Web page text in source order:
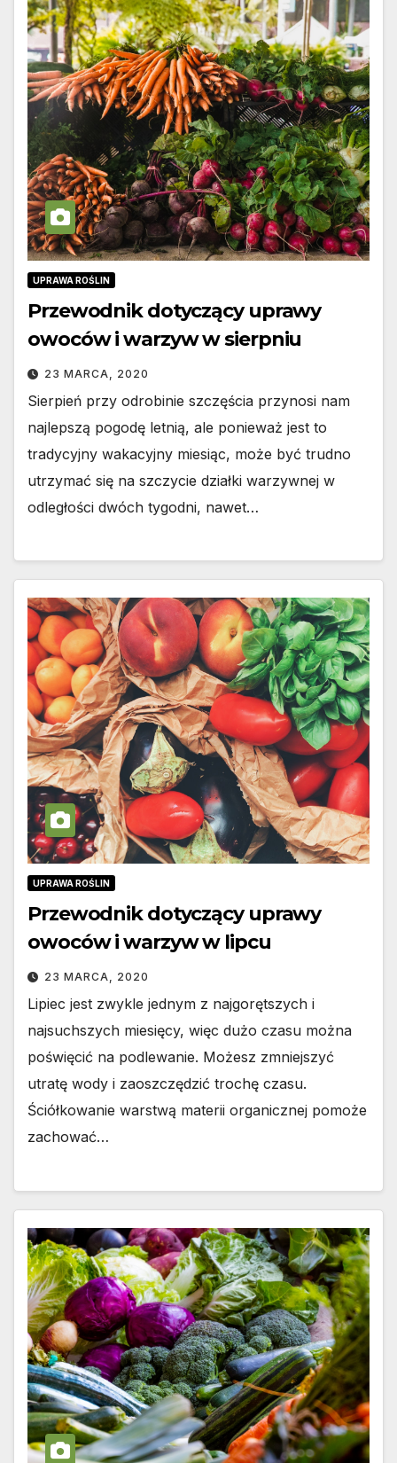
UPRAWA ROŚLIN
Przewodnik dotyczący uprawy
owoców i warzyw w sierpniu
23 MARCA, 2020
Sierpień przy odrobinie szczęścia przynosi nam
najlepszą pogodę letnią, ale ponieważ jest to
tradycyjny wakacyjny miesiąc, może być trudno
utrzymać się na szczycie działki warzywnej w
odległości dwóch tygodni, nawet…
UPRAWA ROŚLIN
Przewodnik dotyczący uprawy
owoców i warzyw w lipcu
23 MARCA, 2020
Lipiec jest zwykle jednym z najgorętszych i
najsuchszych miesięcy, więc dużo czasu można
poświęcić na podlewanie. Możesz zmniejszyć
utratę wody i zaoszczędzić trochę czasu.
Ściółkowanie warstwą materii organicznej pomoże
zachować…